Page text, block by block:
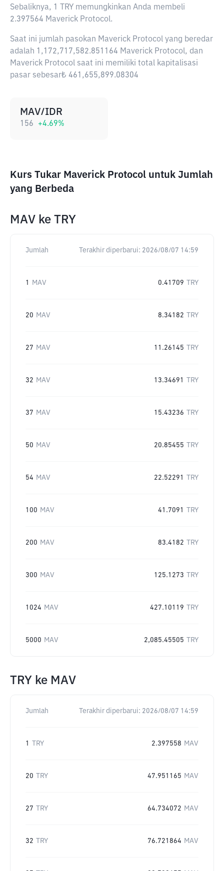
Sebaliknya, 1 TRY memungkinkan Anda membeli
2.397564 Maverick Protocol.
Saat ini jumlah pasokan Maverick Protocol yang beredar
adalah 1,172,717,582.851164 Maverick Protocol, dan
Maverick Protocol saat ini memiliki total kapitalisasi
pasar sebesar₺ 461,655,899.08304
MAV/IDR
156 +4.69%
Kurs Tukar Maverick Protocol untuk Jumlah
yang Berbeda
MAV ke TRY
Jumlah Terakhir diperbarui: 2026/08/07 14:59
1 MAV 0.41709 TRY
20 MAV 8.34182 TRY
27 MAV 11.26145 TRY
32 MAV 13.34691 TRY
37 MAV 15.43236 TRY
50 MAV 20.85455 TRY
54 MAV 22.52291 TRY
100 MAV 41.7091 TRY
200 MAV 83.4182 TRY
300 MAV 125.1273 TRY
1024 MAV 427.10119 TRY
5000 MAV 2,085.45505 TRY
TRY ke MAV
Jumlah Terakhir diperbarui: 2026/08/07 14:59
1 TRY 2.397558 MAV
20 TRY 47.951165 MAV
27 TRY 64.734072 MAV
32 TRY 76.721864 MAV